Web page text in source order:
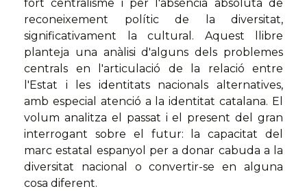
fort centralisme i per l'absència absoluta de
reconeixement polític de la diversitat,
significativament la cultural. Aquest llibre
planteja una anàlisi d'alguns dels problemes
centrals en l'articulació de la relació entre
l'Estat i les identitats nacionals alternatives,
amb especial atenció a la identitat catalana. El
volum analitza el passat i el present del gran
interrogant sobre el futur: la capacitat del
marc estatal espanyol per a donar cabuda a la
diversitat nacional o convertir-se en alguna
cosa diferent.